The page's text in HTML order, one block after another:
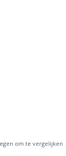
om te vergelijken